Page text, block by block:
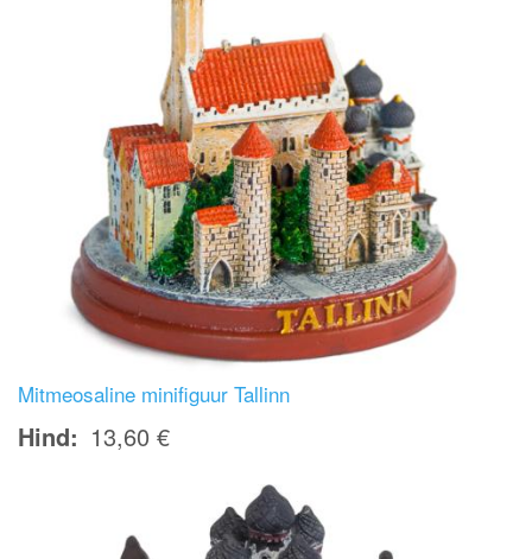
Mitmeosaline minifiguur Tallinn
Hind 13,60 €